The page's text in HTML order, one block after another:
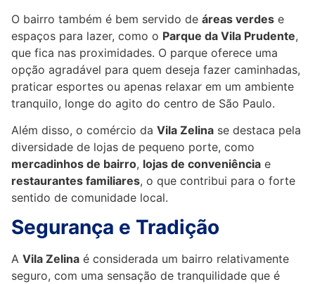
O bairro também é bem servido de áreas verdes e
espaços para lazer, como o Parque da Vila Prudente,
que fica nas proximidades. O parque oferece uma
opção agradável para quem deseja fazer caminhadas,
praticar esportes ou apenas relaxar em um ambiente
tranquilo, longe do agito do centro de São Paulo.
Além disso, o comércio da Vila Zelina se destaca pela
diversidade de lojas de pequeno porte, como
mercadinhos de bairro, lojas de conveniência e
restaurantes familiares, o que contribui para o forte
sentido de comunidade local.
Segurança e Tradição
A Vila Zelina é considerada um bairro relativamente
seguro, com uma sensação de tranquilidade que é